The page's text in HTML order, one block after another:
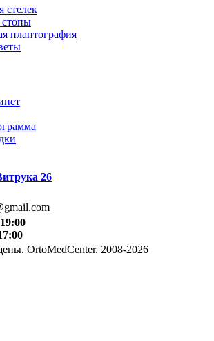
стелек
стопы
плантография
26
OrtoMedCenter. 2008-2026